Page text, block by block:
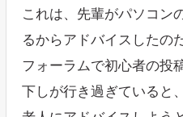
これは、先輩がパソコン
るからアドバイスしたの
フォーラムで初心者の投
下しが行き過ぎていると